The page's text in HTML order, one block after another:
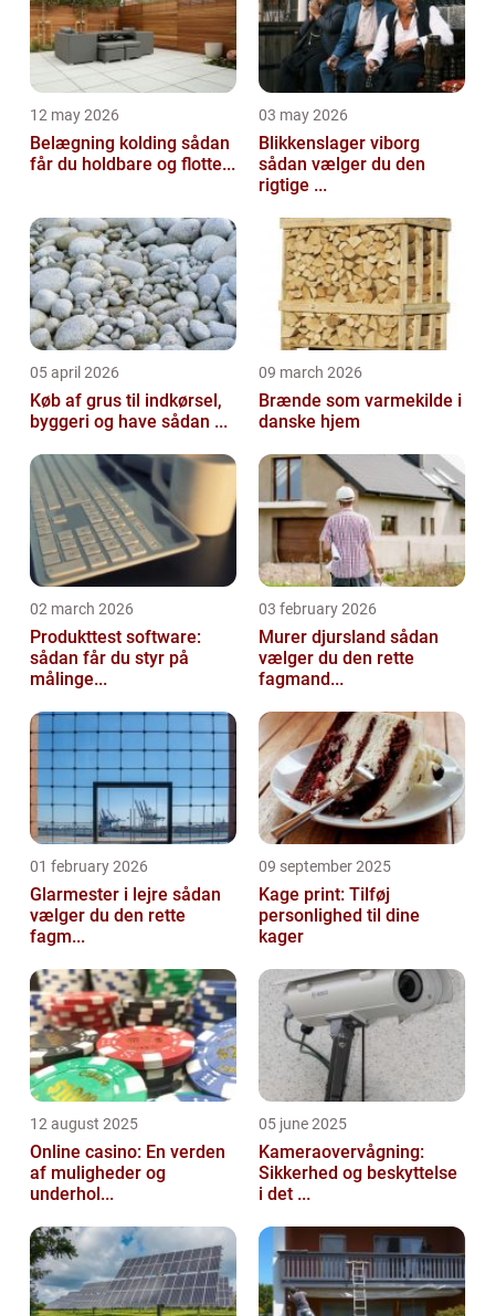
12 may 2026
Belægning kolding sådan
får du holdbare og flotte...
03 may 2026
Blikkenslager viborg
sådan vælger du den
rigtige ...
05 april 2026
Køb af grus til indkørsel,
byggeri og have sådan ...
09 march 2026
Brænde som varmekilde i
danske hjem
02 march 2026
Produkttest software:
sådan får du styr på
målinge...
03 february 2026
Murer djursland sådan
vælger du den rette
fagmand...
01 february 2026
Glarmester i lejre sådan
vælger du den rette
fagm...
09 september 2025
Kage print: Tilføj
personlighed til dine
kager
12 august 2025
Online casino: En verden
af muligheder og
underhol...
05 june 2025
Kameraovervågning:
Sikkerhed og beskyttelse
i det ...